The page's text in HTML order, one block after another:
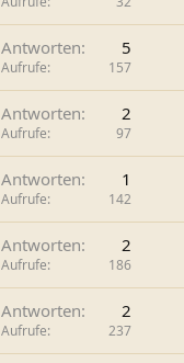
Antworten 5
Aufrufe 157
Antworten 2
Aufrufe 97
Antworten 1
Aufrufe 142
Antworten 2
Aufrufe 186
Antworten 2
Aufrufe 237